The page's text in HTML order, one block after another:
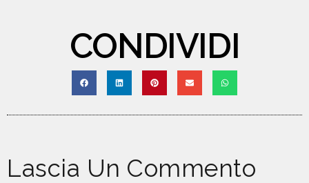
CONDIVIDI
Lascia Un Commento